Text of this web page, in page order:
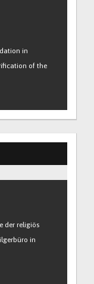
in
of the
der religiös
in